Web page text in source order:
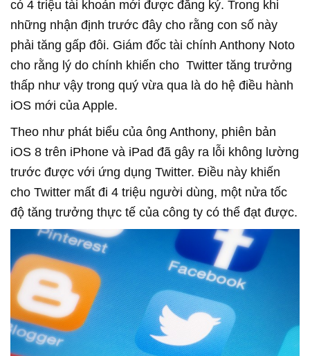
có 4 triệu tài khoản mới được đăng ký. Trong khi
những nhận định trước đây cho rằng con số này
phải tăng gấp đôi. Giám đốc tài chính Anthony Noto
cho rằng lý do chính khiến cho Twitter tăng trưởng
thấp như vậy trong quý vừa qua là do hệ điều hành
iOS mới của Apple.
Theo như phát biểu của ông Anthony, phiên bản
iOS 8 trên iPhone và iPad đã gây ra lỗi không lường
trước được với ứng dụng Twitter. Điều này khiến
cho Twitter mất đi 4 triệu người dùng, một nửa tốc
độ tăng trưởng thực tế của công ty có thể đạt được.